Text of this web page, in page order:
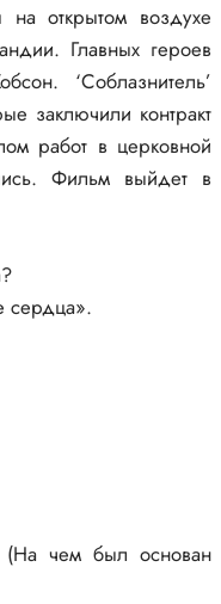
открытом воздухе
Главных героев
‘Соблазнитель’
заключили контракт
работ в церковной
Фильм выйдет в
сердца».
чем был основан